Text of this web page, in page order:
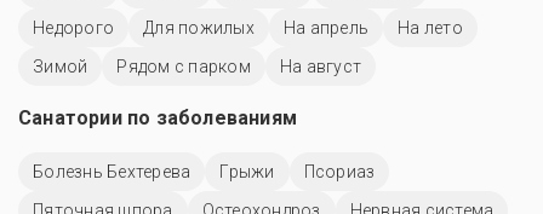
Недорого
Для пожилых На апрель
На лето
Зимой
Рядом с парком На август
Санатории по заболеваниям
Болезнь Бехтерева Грыжи
Псориаз